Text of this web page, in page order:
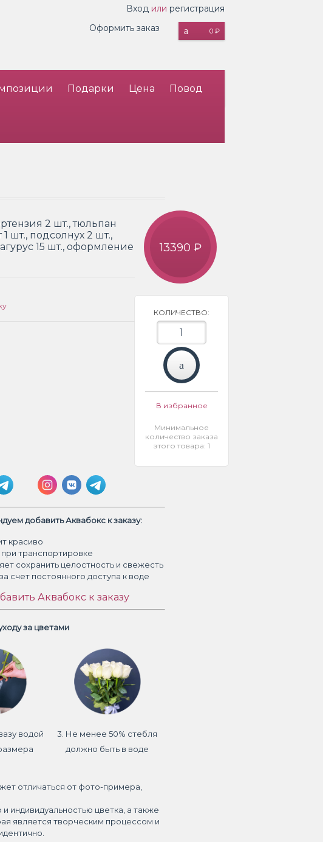
Вход или регистрация
0 ₽
Оформить заказ
Подарки Цена Повод
2 шт., тюльпан
шт., подсолнух 2 шт.,
15 шт., оформление
13390 ₽
КОЛИЧЕСТВО:
В избранное
Минимальное
количество заказа
этого товара: 1
добавить Аквабокс к заказу:
красиво
транспортировке
сохранить целостность и свежесть
за счет постоянного доступа к воде
Аквабокс к заказу
за цветами
водой
3. Не менее 50% стебля
должно быть в воде
отличаться от фото-примера,
индивидуальностью цветка, а также
является творческим процессом и